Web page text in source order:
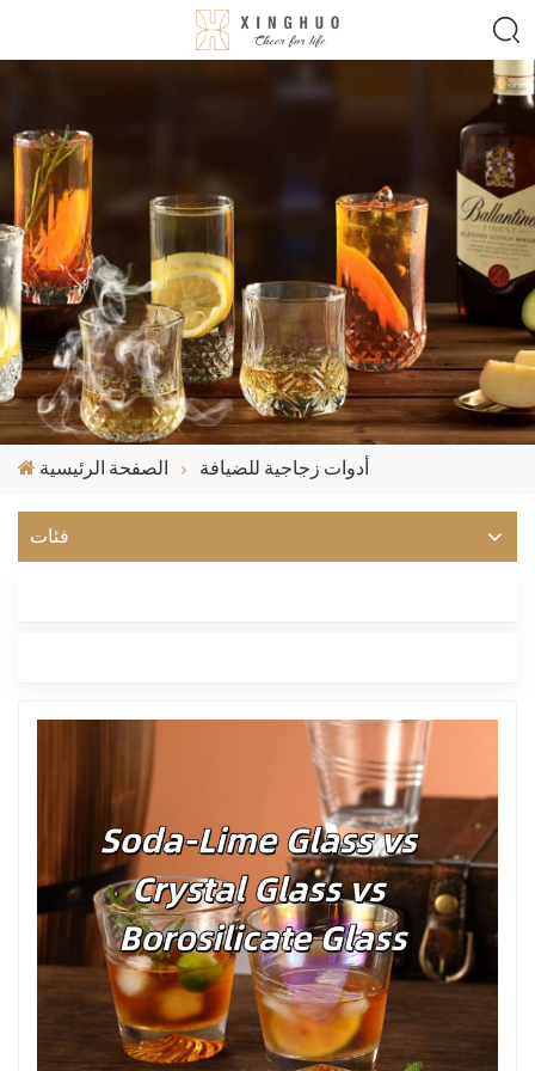
الصفحة الرئيسية أدوات زجاجية للضيافة
فئات